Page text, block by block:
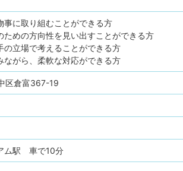
事に取り組むことができる方
ための方向性を見い出すことができる方
の立場で考えることができる方
ながら、柔軟な対応ができる方
区倉富367-19
ム駅 車で10分